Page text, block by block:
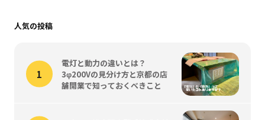
人気の投稿
電灯と動力の違いとは？
3φ200Vの見分け方と京都の店
舗開業で知っておくべきこと